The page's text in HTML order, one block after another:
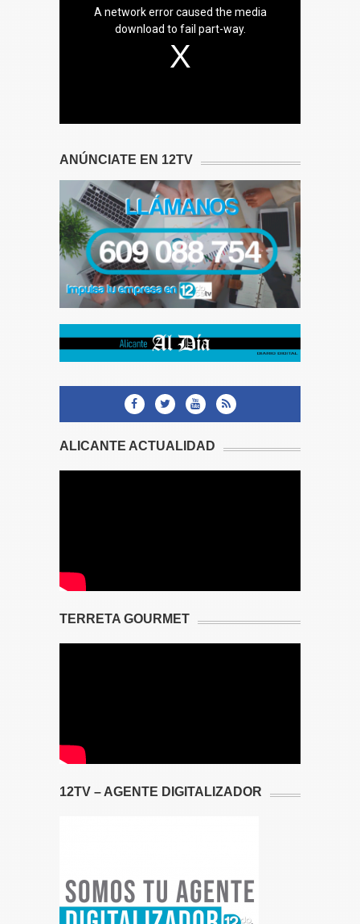
A network error caused the media
download to fail part-way.
ANÚNCIATE EN 12TV
ALICANTE ACTUALIDAD
TERRETA GOURMET
12TV – AGENTE DIGITALIZADOR